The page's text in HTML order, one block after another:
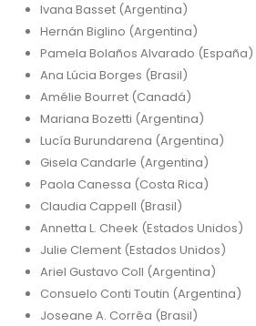
Ivana Basset (Argentina)
Hernán Biglino (Argentina)
Pamela Bolaños Alvarado (España)
Ana Lúcia Borges (Brasil)
Amélie Bourret (Canadá)
Mariana Bozetti (Argentina)
Lucía Burundarena (Argentina)
Gisela Candarle (Argentina)
Paola Canessa (Costa Rica)
Claudia Cappell (Brasil)
Annetta L. Cheek (Estados Unidos)
Julie Clement (Estados Unidos)
Ariel Gustavo Coll (Argentina)
Consuelo Conti Toutin (Argentina)
Joseane A. Corrêa (Brasil)